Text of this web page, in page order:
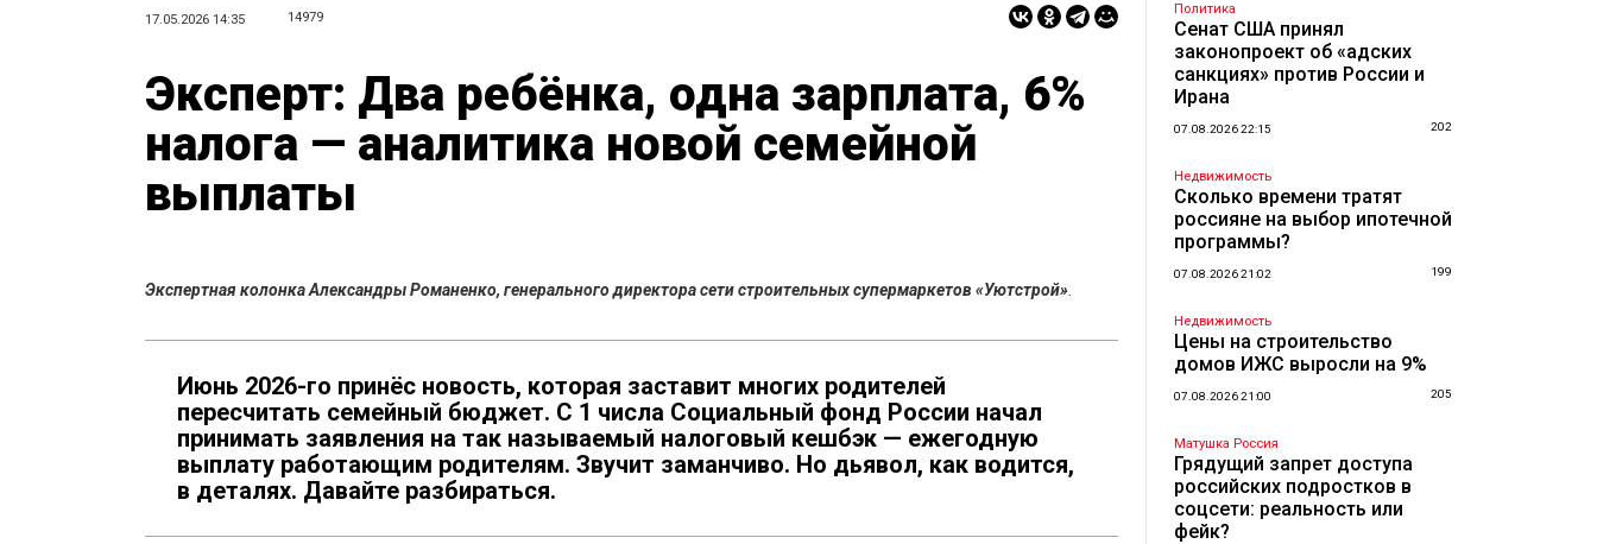
17.05.2026 14:35 14979
Эксперт: Два ребёнка, одна зарплата, 6%
налога — аналитика новой семейной
выплаты
Экспертная колонка Александры Романенко, генерального директора сети строительных супермаркетов «Уютстрой»
Июнь 2026-го принёс новость, которая заставит многих родителей
пересчитать семейный бюджет. С 1 числа Социальный фонд России начал
принимать заявления на так называемый налоговый кешбэк — ежегодную
выплату работающим родителям. Звучит заманчиво. Но дьявол, как водится,
в деталях. Давайте разбираться.
Политика
Сенат США принял
законопроект об «адских
санкциях» против России и
Ирана
07.08.2026 22:15 202
Недвижимость
Сколько времени тратят
россияне на выбор ипотечной
программы?
07.08.2026 21:02 199
Недвижимость
Цены на строительство
домов ИЖС выросли на 9%
07.08.2026 21:00 205
Матушка Россия
Грядущий запрет доступа
российских подростков в
соцсети: реальность или
фейк?